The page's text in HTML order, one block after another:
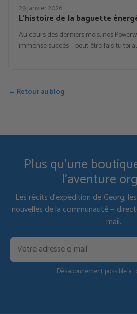
29 janvier 2026
L’histoire de la baguette
Au cours des derniers mois, nos
immense succès – peut-être fais-tu toi
← Retour au blog
Plus qu'une
l'aventure
Les récits d'expédition de Georg,
nouvelles de la communauté —
mail.
Désabonnement possible à